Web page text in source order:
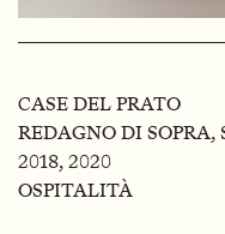
CASE DEL PRATO
REDAGNO DI
2018, 2020
OSPITALITÀ